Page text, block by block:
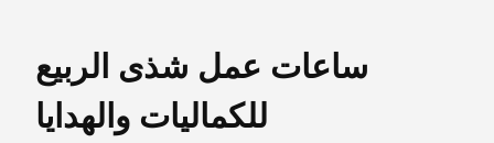
ساعات عمل شذى الربيع
للكماليات والهدايا